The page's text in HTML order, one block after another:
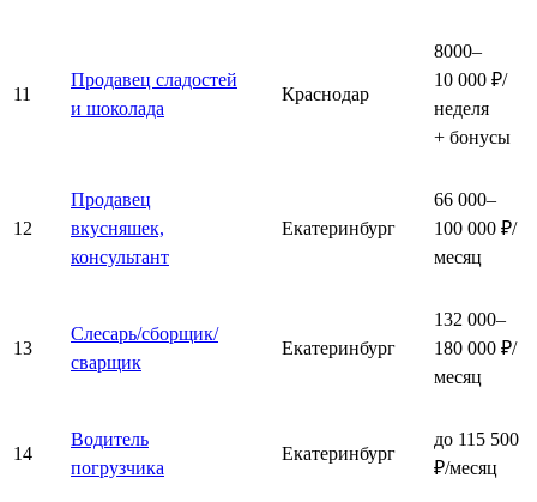
11
Продавец сладостей
и шоколада
Краснодар
8000–
10 000 ₽/
неделя
+ бонусы
12
Продавец
вкусняшек,
консультант
Екатеринбург
66 000–
100 000 ₽/
месяц
13
Слесарь/сборщик/
сварщик
Екатеринбург
132 000–
180 000 ₽/
месяц
14
Водитель
погрузчика
Екатеринбург
до 115 500
₽/месяц